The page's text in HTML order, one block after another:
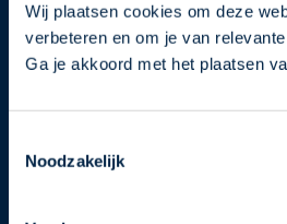
Wij plaatsen cookies om deze
verbeteren en om je van
Ga je akkoord met het plaatsen
Noodzakelijk
Schrijf je in
Direct naar
Ons verhaal